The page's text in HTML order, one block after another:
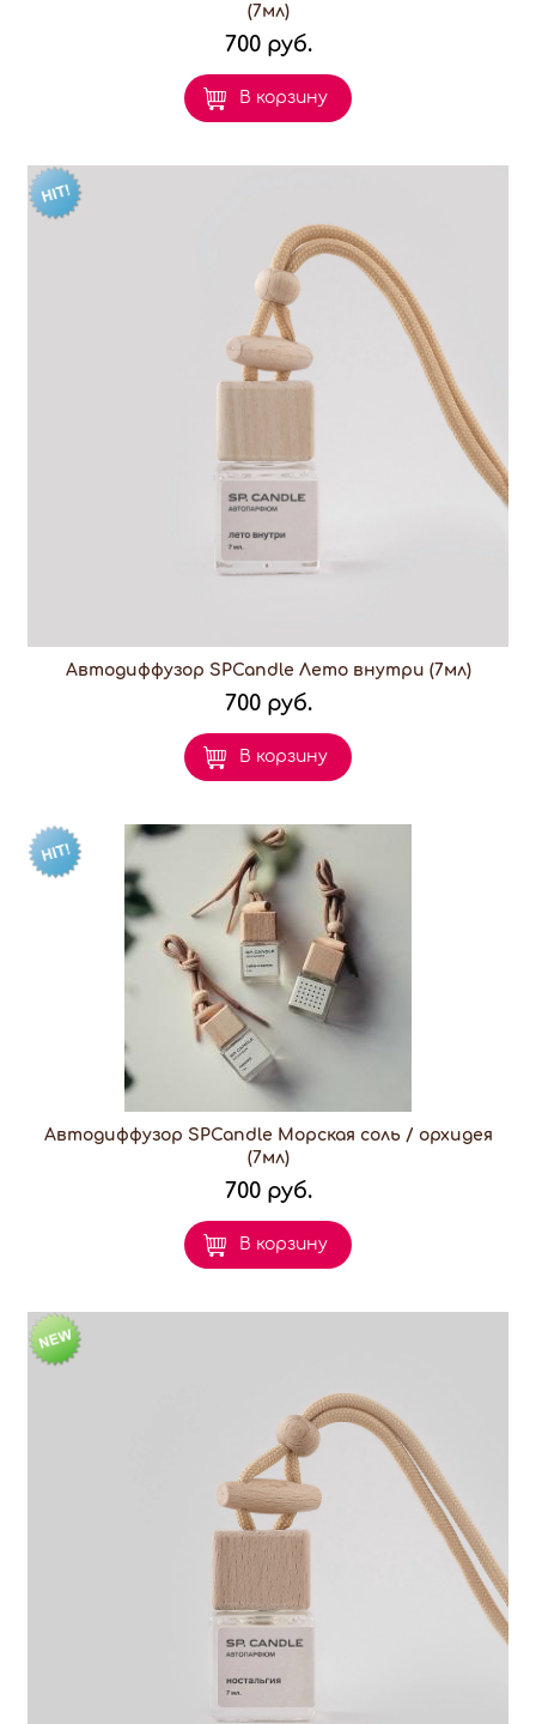
(7мл)
700 руб.
В корзину
Автодиффузор SPCandle Лето внутри (7мл)
700 руб.
В корзину
Автодиффузор SPCandle Морская соль / орхидея
(7мл)
700 руб.
В корзину